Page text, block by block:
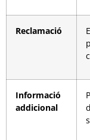
Reclamació
Informació
addicional